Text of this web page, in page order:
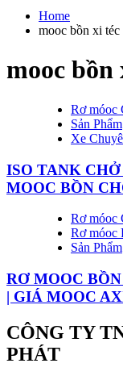
Home
mooc bồn xi
mooc bồn
Rơ móoc
Sản Phẩm
Xe
ISO TANK
MOOC BỒN
Rơ móoc
Rơ móoc
Sản Phẩm
RƠ MOOC
| GIÁ MOOC
CÔNG TY
PHÁT